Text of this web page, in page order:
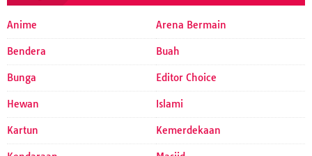
Anime Arena Bermain
Bendera Buah
Bunga Editor Choice
Hewan Islami
Kartun Kemerdekaan